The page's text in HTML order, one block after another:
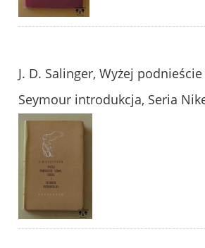
J. D. Salinger, Wyżej
Seymour introdukcja, Seria